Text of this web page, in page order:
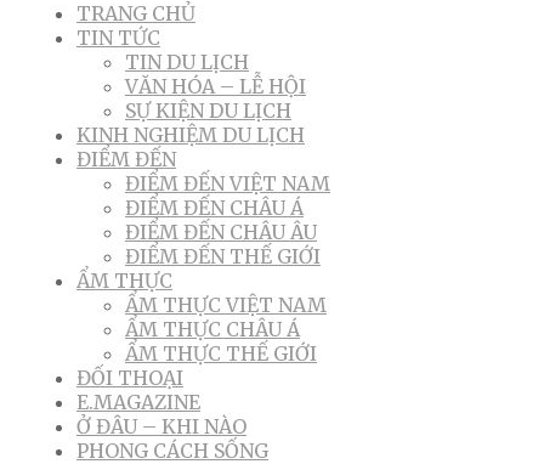
TRANG CHỦ
TIN TỨC
TIN DU LỊCH
VĂN HÓA – LỄ HỘI
SỰ KIỆN DU LỊCH
KINH NGHIỆM DU LỊCH
ĐIỂM ĐẾN
ĐIỂM ĐẾN VIỆT NAM
ĐIỂM ĐẾN CHÂU Á
ĐIỂM ĐẾN CHÂU ÂU
ĐIỂM ĐẾN THẾ GIỚI
ẨM THỰC
ẨM THỰC VIỆT NAM
ẨM THỰC CHÂU Á
ẨM THỰC THẾ GIỚI
ĐỐI THOẠI
E.MAGAZINE
Ở ĐÂU – KHI NÀO
PHONG CÁCH SỐNG